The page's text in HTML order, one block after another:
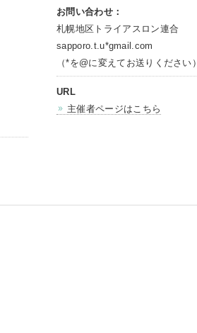
お問い合わせ：
札幌地区トライアスロン連合
sapporo.t.u*gmail.com
（*を@に変えてお送りください）
URL
主催者ページはこちら